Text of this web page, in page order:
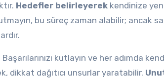
Hedefler belirleyerek kendinize
bu süreç zaman alabilir; ancak
kutlayın ve her adımda
dikkat dağıtıcı unsurlar yaratabilir.